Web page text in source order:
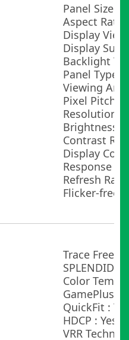
Panel Size
Aspect Ratio
Display
Display
Backlight
Panel Type :
Viewing
Pixel Pitch :
Resolution :
Brightness
Contrast
Display
Response
Refresh
Flicker-free :
Trace Free
SPLENDID
Color Temp.
GamePlus :
QuickFit :
HDCP : Yes,
VRR